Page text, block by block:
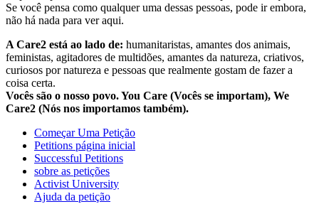
Se você pensa como qualquer uma dessas pessoas, pode ir embora,
não há nada para ver aqui.
A Care2 está ao lado de: humanitaristas, amantes dos animais,
feministas, agitadores de multidões, amantes da natureza, criativos,
curiosos por natureza e pessoas que realmente gostam de fazer a
coisa certa.
Vocês são o nosso povo. You Care (Vocês se importam), We
Care2 (Nós nos importamos também).
Começar Uma Petição
Petitions página inicial
Successful Petitions
sobre as petições
Activist University
Ajuda da petição